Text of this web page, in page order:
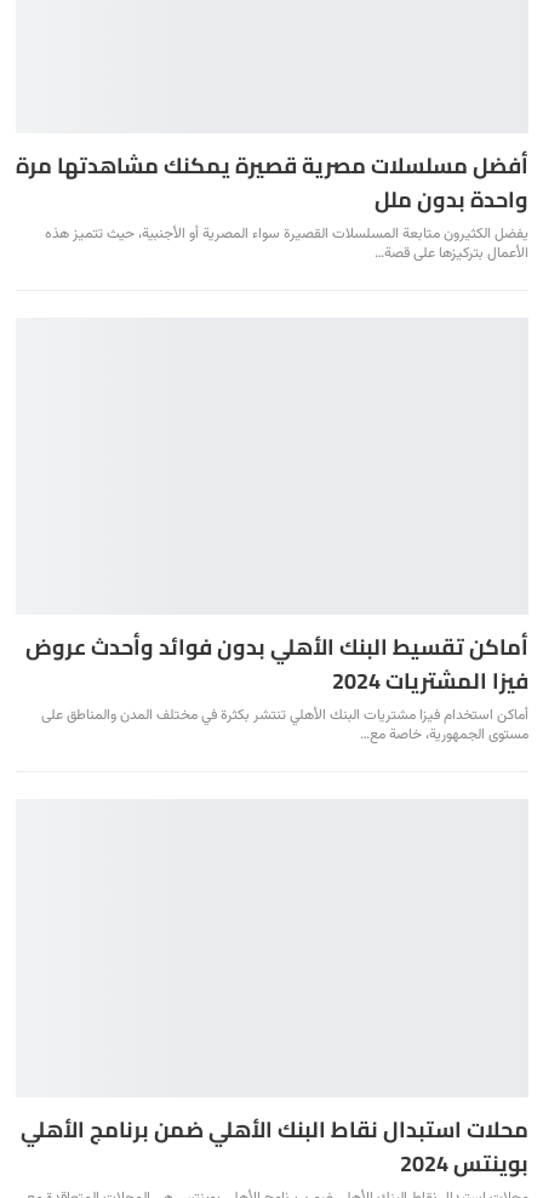
أفضل مسلسلات مصرية قصيرة يمكنك مشاهدتها مرة
واحدة بدون ملل
يفضل الكثيرون متابعة المسلسلات القصيرة سواء المصرية أو الأجنبية، حيث تتميز هذه
الأعمال بتركيزها على قصة…
أماكن تقسيط البنك الأهلي بدون فوائد وأحدث عروض
فيزا المشتريات 2024
أماكن استخدام فيزا مشتريات البنك الأهلي تنتشر بكثرة في مختلف المدن والمناطق على
مستوى الجمهورية، خاصة مع…
محلات استبدال نقاط البنك الأهلي ضمن برنامج الأهلي
بوينتس 2024